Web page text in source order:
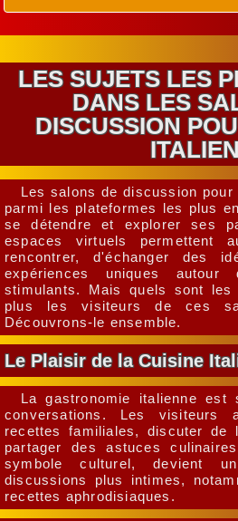
LES SUJETS LES
DANS LES
DISCUSSION
Les salons de discussion
parmi les plateformes les plus
se détendre et explorer ses
espaces virtuels permettent
rencontrer, d'échanger des
expériences uniques
stimulants. Mais quels sont
plus les visiteurs de ces
Découvrons-le ensemble.
Le Plaisir de la Cuisine
La gastronomie italienne est
conversations. Les visiteurs
recettes familiales, discuter de
partager des astuces
symbole culturel, devient
discussions plus intimes,
recettes aphrodisiaques.